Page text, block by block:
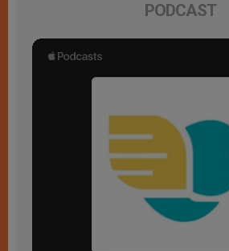
PODCAST